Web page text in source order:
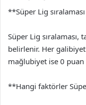
**Süper Lig
Süper Lig sıralaması,
belirlenir. Her
mağlubiyet ise 0 puan
**Hangi faktörler